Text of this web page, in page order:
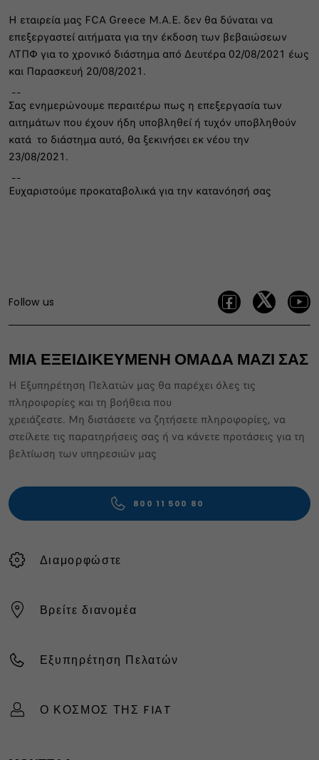
Η εταιρεία μας FCA Greece Μ.Α.Ε. δεν θα δύναται να
επεξεργαστεί αιτήματα για την έκδοση των βεβαιώσεων
ΛΤΠΦ για το χρονικό διάστημα από Δευτέρα 02/08/2021 έως
και Παρασκευή 20/08/2021.
Σας ενημερώνουμε περαιτέρω πως η επεξεργασία των
αιτημάτων που έχουν ήδη υποβληθεί ή τυχόν υποβληθούν
κατά το διάστημα αυτό, θα ξεκινήσει εκ νέου την
23/08/2021.
Ευχαριστούμε προκαταβολικά για την κατανόησή σας
Follow us
ΜΙΑ ΕΞΕΙΔΙΚΕΥΜΕΝΗ ΟΜΑΔΑ ΜΑΖΙ ΣΑΣ
Η Εξυπηρέτηση Πελατών μας θα παρέχει όλες τις
πληροφορίες και τη βοήθεια που
χρειάζεστε. Μη διστάσετε να ζητήσετε πληροφορίες, να
στείλετε τις παρατηρήσεις σας ή να κάνετε προτάσεις για τη
βελτίωση των υπηρεσιών μας
800 11 500 80
Διαμορφώστε
Βρείτε διανομέα
Εξυπηρέτηση Πελατών
Ο ΚΟΣΜΟΣ ΤΗΣ FIAT